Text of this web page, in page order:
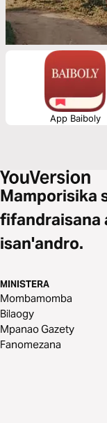
App Baiboly
Mamporisika
fifandraisana
isan'andro.
MINISTERA
Mombamomba
Bilaogy
Mpanao Gazety
Fanomezana